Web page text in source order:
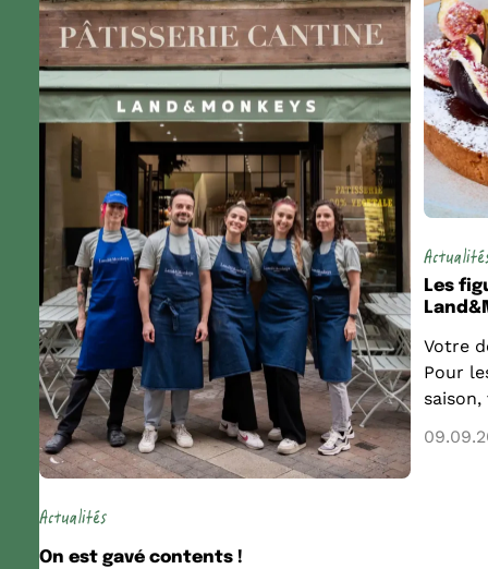
Actualités
On est gavé contents !
Les
Votre
Pour
saison,